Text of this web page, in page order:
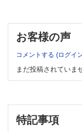
（選択肢の数）から
ップ／治療方針を決
おわりに
Column
1. 教わり上手になる
2. 直観的思考（シス
の職種／薬剤師
テーションのス
ャリスト／診療
療法のスペシャ
のために
4 文書を書くのっ
文書作成とは，実
は"バトン"！
ーズを意識しよ
／伝書鳩からの
お客様の声
コメントする (ログイ
まだ投稿されていま
特記事項